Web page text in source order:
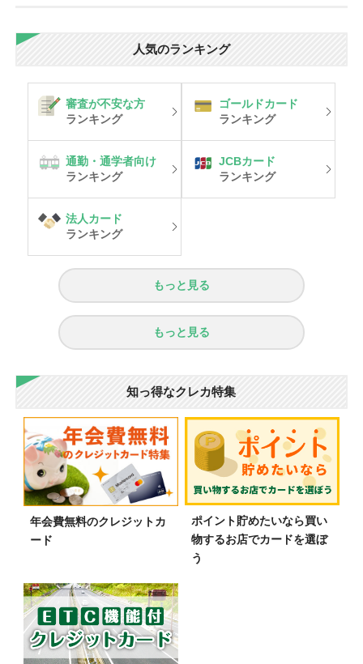
人気のランキング
審査が不安な方
ランキング
ゴールドカード
ランキング
通勤・通学者向け
ランキング
JCBカード
ランキング
法人カード
ランキング
もっと見る
もっと見る
知っ得なクレカ特集
年会費無料のクレジットカ
ード
ポイント貯めたいなら買い
物するお店でカードを選ぼ
う